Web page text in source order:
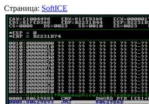
Страница: SoftICE